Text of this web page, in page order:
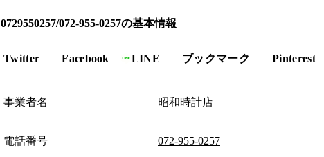
0729550257/072-955-0257の基本情報
Twitter Facebook LINE ブックマーク Pinterest
事業者名 昭和時計店
電話番号 072-955-0257